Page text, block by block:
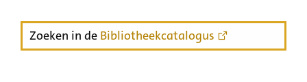
Zoeken in de Bibliotheekcatalogus